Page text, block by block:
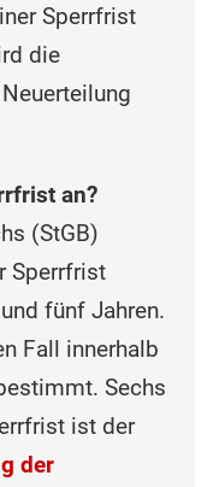
Sperrfrist
die
an?
(StGB)
Sperrfrist
fünf Jahren.
Fall innerhalb
Sechs
ist der
der